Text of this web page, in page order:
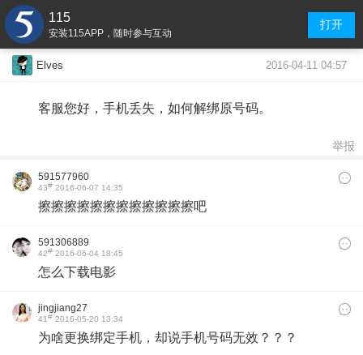
115
安装115APP，随时参与互动
打开
Elves 2016-04-11 04:57
客服您好，手机丢失，如何解绑原号码。
举报
591577960
43# 2016-06-07 14:35
擦擦擦擦擦擦擦擦擦擦擦擦吧
591306889
42# 2016-06-04 18:45
怎么下载电影
jingjiang27
41# 2016-05-20 13:34
为啥更换绑定手机，却说手机号码无效？？？